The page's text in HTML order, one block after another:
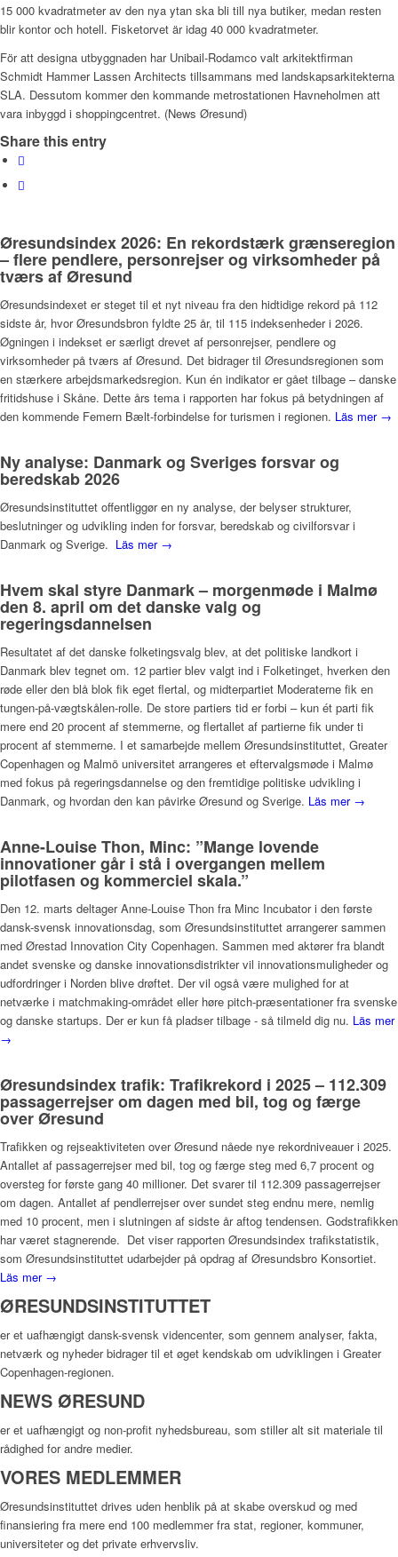
15 000 kvadratmeter av den nya ytan ska bli till nya butiker, medan resten
blir kontor och hotell. Fisketorvet är idag 40 000 kvadratmeter.
För att designa utbyggnaden har Unibail-Rodamco valt arkitektfirman
Schmidt Hammer Lassen Architects tillsammans med landskapsarkitekterna
SLA. Dessutom kommer den kommande metrostationen Havneholmen att
vara inbyggd i shoppingcentret. (News Øresund)
Share this entry
Øresundsindex 2026: En rekordstærk grænseregion
– flere pendlere, personrejser og virksomheder på
tværs af Øresund
Øresundsindexet er steget til et nyt niveau fra den hidtidige rekord på 112
sidste år, hvor Øresundsbron fyldte 25 år, til 115 indeksenheder i 2026.
Øgningen i indekset er særligt drevet af personrejser, pendlere og
virksomheder på tværs af Øresund. Det bidrager til Øresundsregionen som
en stærkere arbejdsmarkedsregion. Kun én indikator er gået tilbage – danske
fritidshuse i Skåne. Dette års tema i rapporten har fokus på betydningen af
den kommende Femern Bælt-forbindelse for turismen i regionen. Läs mer →
Ny analyse: Danmark og Sveriges forsvar og
beredskab 2026
Øresundsinstituttet offentliggør en ny analyse, der belyser strukturer,
beslutninger og udvikling inden for forsvar, beredskab og civilforsvar i
Danmark og Sverige. Läs mer →
Hvem skal styre Danmark – morgenmøde i Malmø
den 8. april om det danske valg og
regeringsdannelsen
Resultatet af det danske folketingsvalg blev, at det politiske landkort i
Danmark blev tegnet om. 12 partier blev valgt ind i Folketinget, hverken den
røde eller den blå blok fik eget flertal, og midterpartiet Moderaterne fik en
tungen-på-vægtskålen-rolle. De store partiers tid er forbi – kun ét parti fik
mere end 20 procent af stemmerne, og flertallet af partierne fik under ti
procent af stemmerne. I et samarbejde mellem Øresundsinstituttet, Greater
Copenhagen og Malmö universitet arrangeres et eftervalgsmøde i Malmø
med fokus på regeringsdannelse og den fremtidige politiske udvikling i
Danmark, og hvordan den kan påvirke Øresund og Sverige. Läs mer →
Anne-Louise Thon, Minc: ”Mange lovende
innovationer går i stå i overgangen mellem
pilotfasen og kommerciel skala.”
Den 12. marts deltager Anne-Louise Thon fra Minc Incubator i den første
dansk-svensk innovationsdag, som Øresundsinstituttet arrangerer sammen
med Ørestad Innovation City Copenhagen. Sammen med aktører fra blandt
andet svenske og danske innovationsdistrikter vil innovationsmuligheder og
udfordringer i Norden blive drøftet. Der vil også være mulighed for at
netværke i matchmaking-området eller høre pitch-præsentationer fra svenske
og danske startups. Der er kun få pladser tilbage - så tilmeld dig nu. Läs mer
→
Øresundsindex trafik: Trafikrekord i 2025 – 112.309
passagerrejser om dagen med bil, tog og færge
over Øresund
Trafikken og rejseaktiviteten over Øresund nåede nye rekordniveauer i 2025.
Antallet af passagerrejser med bil, tog og færge steg med 6,7 procent og
oversteg for første gang 40 millioner. Det svarer til 112.309 passagerrejser
om dagen. Antallet af pendlerrejser over sundet steg endnu mere, nemlig
med 10 procent, men i slutningen af sidste år aftog tendensen. Godstrafikken
har været stagnerende. Det viser rapporten Øresundsindex trafikstatistik,
som Øresundsinstituttet udarbejder på opdrag af Øresundsbro Konsortiet.
Läs mer →
ØRESUNDSINSTITUTTET
er et uafhængigt dansk-svensk videncenter, som gennem analyser, fakta,
netværk og nyheder bidrager til et øget kendskab om udviklingen i Greater
Copenhagen-regionen.
NEWS ØRESUND
er et uafhængigt og non-profit nyhedsbureau, som stiller alt sit materiale til
rådighed for andre medier.
VORES MEDLEMMER
Øresundsinstituttet drives uden henblik på at skabe overskud og med
finansiering fra mere end 100 medlemmer fra stat, regioner, kommuner,
universiteter og det private erhvervsliv.